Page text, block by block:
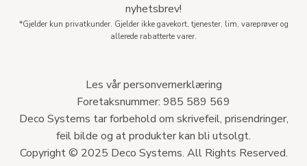
nyhetsbrev!
*Gjelder kun privatkunder. Gjelder ikke gavekort, tjenester, lim, vareprøver og
allerede rabatterte varer.
Les vår personvernerklæring
Foretaksnummer: 985 589 569
Deco Systems tar forbehold om skrivefeil, prisendringer,
feil bilde og at produkter kan bli utsolgt.
Copyright © 2025 Deco Systems. All Rights Reserved.